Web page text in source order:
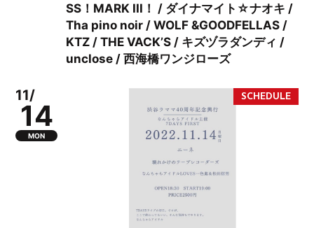
SS！MARK III！ / ダイナマイト☆ナオキ /
Tha pino noir / WOLF &GOODFELLAS /
KTZ / THE VACK’S / キズヅラダンディ /
unclose / 西海橋ワンジローズ
11/
14
MON